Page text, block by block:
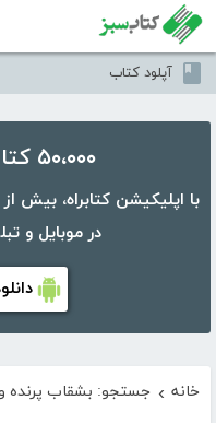
آپلود کتاب
۵۰،۰۰۰ کتاب در موبایل شما
در موبایل و
خانه › جستجو: بشقاب پرنده